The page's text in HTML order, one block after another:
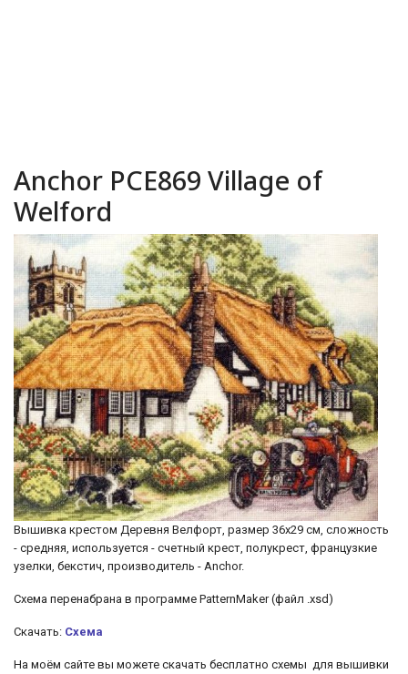
Anchor PCE869 Village of
Welford
Вышивка крестом Деревня Велфорт, размер 36х29 см, сложность
- средняя, используется - счетный крест, полукрест, французкие
узелки, бекстич, производитель - Anchor.
Схема перенабрана в программе PatternMaker (файл .xsd)
Скачать: Схема
На моём сайте вы можете скачать бесплатно схемы для вышивки